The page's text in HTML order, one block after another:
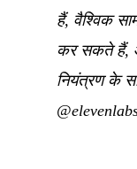
हैं, वैश्विक
कर सकते हैं,
नियंत्रण के